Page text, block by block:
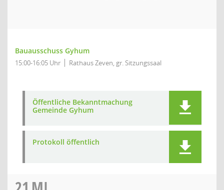
Bauausschuss Gyhum
15:00-16:05 Uhr Rathaus Zeven, gr. Sitzungssaal
Öffentliche Bekanntmachung
Gemeinde Gyhum
Protokoll öffentlich